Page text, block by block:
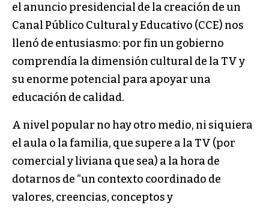
el anuncio presidencial de la creación de un
Canal Público Cultural y Educativo (CCE) nos
llenó de entusiasmo: por fin un gobierno
comprendía la dimensión cultural de la TV y
su enorme potencial para apoyar una
educación de calidad.
A nivel popular no hay otro medio, ni siquiera
el aula o la familia, que supere a la TV (por
comercial y liviana que sea) a la hora de
dotarnos de “un contexto coordinado de
valores, creencias, conceptos y